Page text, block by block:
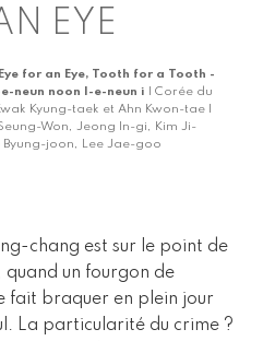
EYE
for an Eye, Tooth for a Tooth -
e-neun noon I-e-neun i | Corée du
Kyung-taek et Ahn Kwon-tae |
Won, Jeong In-gi, Kim Ji-
Byung-joon, Lee Jae-goo
chang est sur le point de
quand un fourgon de
fait braquer en plein jour
La particularité du crime ?